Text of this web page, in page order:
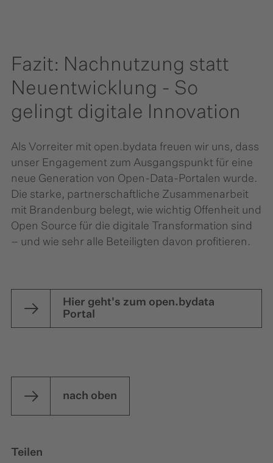
Fazit: Nachnutzung statt
Neuentwicklung - So
gelingt digitale Innovation
Als Vorreiter mit open.bydata freuen wir uns, dass
unser Engagement zum Ausgangspunkt für eine
neue Generation von Open-Data-Portalen wurde.
Die starke, partnerschaftliche Zusammenarbeit
mit Brandenburg belegt, wie wichtig Offenheit und
Open Source für die digitale Transformation sind
– und wie sehr alle Beteiligten davon profitieren.
Hier geht's zum open.bydata
Portal
nach oben
Teilen